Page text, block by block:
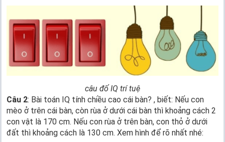
câu đố IQ trí tuệ
Câu 2: Bài toán IQ tính chiều cao cái bàn? , biết: Nếu con
mèo ở trên cái bàn, còn rùa ở dưới cái bàn thì khoảng cách 2
con vật là 170 cm. Nếu con rùa ở trên bàn, con thỏ ở dưới
đất thì khoảng cách là 130 cm. Xem hình để rõ nhất nhé: